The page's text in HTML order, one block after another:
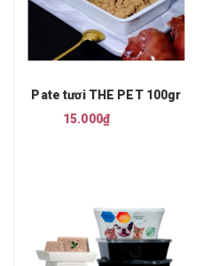
Pate tươi THE PET 100gr
15.000₫